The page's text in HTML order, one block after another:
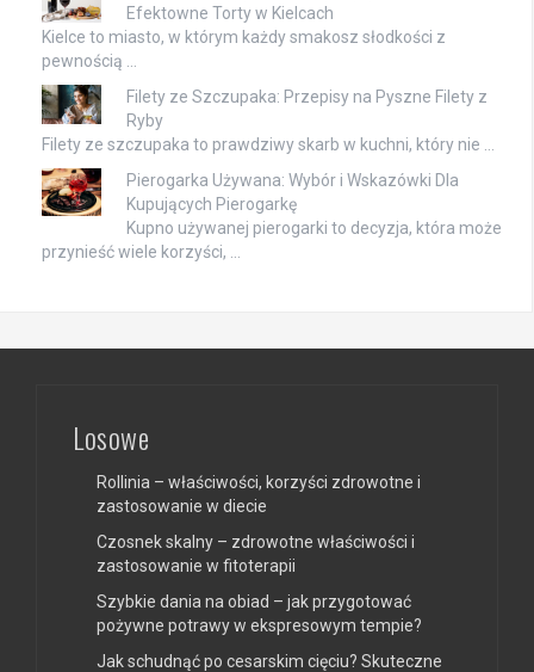
Efektowne Torty w Kielcach
Kielce to miasto, w którym każdy smakosz słodkości z
pewnością …
Filety ze Szczupaka: Przepisy na Pyszne Filety z
Ryby
Filety ze szczupaka to prawdziwy skarb w kuchni, który nie …
Pierogarka Używana: Wybór i Wskazówki Dla
Kupujących Pierogarkę
Kupno używanej pierogarki to decyzja, która może
przynieść wiele korzyści, …
Losowe
Rollinia – właściwości, korzyści zdrowotne i
zastosowanie w diecie
Czosnek skalny – zdrowotne właściwości i
zastosowanie w fitoterapii
Szybkie dania na obiad – jak przygotować
pożywne potrawy w ekspresowym tempie?
Jak schudnąć po cesarskim cięciu? Skuteczne